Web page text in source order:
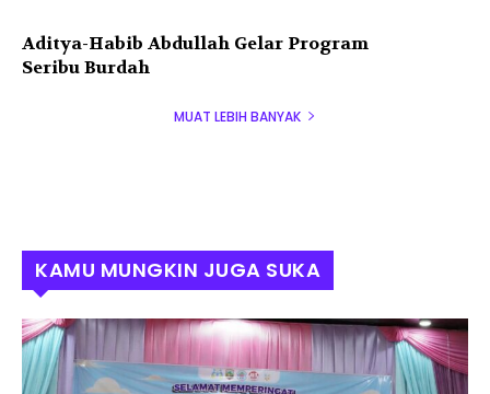
Aditya-Habib Abdullah Gelar Program
Seribu Burdah
MUAT LEBIH BANYAK
KAMU MUNGKIN JUGA SUKA